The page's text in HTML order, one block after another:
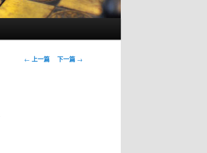
文
← 上一篇 下一篇 →